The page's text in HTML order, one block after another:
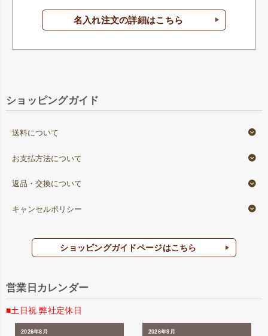
名入れ注文の詳細はこちら
ショッピングガイド
送料について
お支払方法について
返品・交換について
キャンセルポリシー
ショッピングガイドページはこちら
営業日カレンダー
■土日祝 弊社定休日
2026年8月 2026年9月